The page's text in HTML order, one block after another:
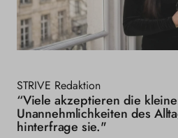
STRIVE Redaktion
“Viele akzeptieren die
Unannehmlichkeiten des
hinterfrage sie."